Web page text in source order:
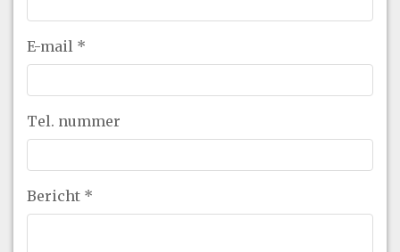
E-mail *
Tel. nummer
Bericht *